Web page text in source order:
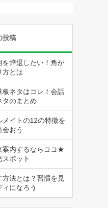
投稿
辞退したい！角が
方とは
ネタはコレ！会話
タのまとめ
メイトの12の特徴を
おう
案内するならココ★
ポット
法とは？習慣を見
になろう